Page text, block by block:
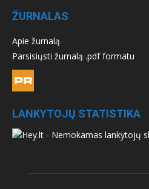
ŽURNALAS
Apie žurnalą
Parsisiųsti žurnalą .pdf formatu
LANKYTOJŲ STATISTIKA